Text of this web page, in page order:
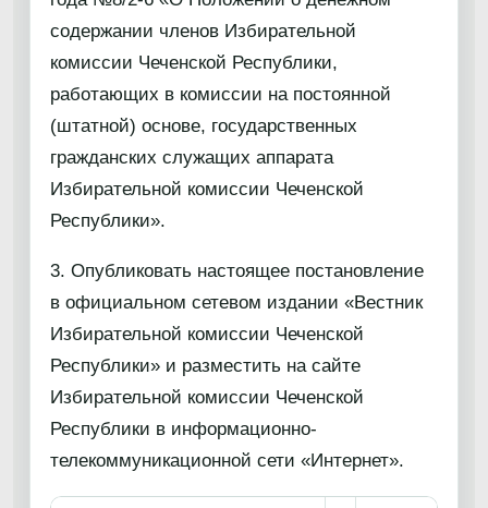
содержании членов Избирательной
комиссии Чеченской Республики,
работающих в комиссии на постоянной
(штатной) основе, государственных
гражданских служащих аппарата
Избирательной комиссии Чеченской
Республики».
3. Опубликовать настоящее постановление
в официальном сетевом издании «Вестник
Избирательной комиссии Чеченской
Республики» и разместить на сайте
Избирательной комиссии Чеченской
Республики в информационно-
телекоммуникационной сети «Интернет».